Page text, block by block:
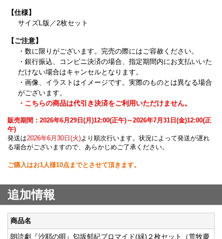
【仕様】
サイズL版／2枚セット
【ご注意】
・数に限りがございます。完売の際にはご容赦ください。
・銀行振込、コンビニ決済の場合、指定期間内にお支払いいた
だけない場合はキャンセルとなります。
・画像、イラストはイメージです。実際のものとは異なる場合
がございます。
・こちらの商品は代引き決済をご利用いただけません。
販売期間：2026年6月29日(月)12:00(正午)～2026年7月31日(金)12:00(正
午)
発送は2026年6月30日(火)より順次行います。状況によって発送が遅れ
る場合がございますので、あらかじめご了承ください。
ご購入はお1人様10点までとさせて頂きます。
追加情報
商品名
朗読劇『沙耶の唄』匂坂郁紀ブロマイド(緑)２枚セット（荒牧慶